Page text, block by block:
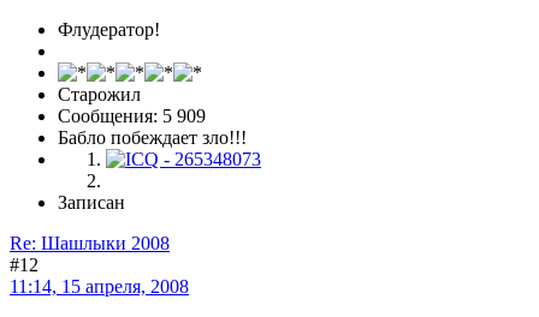
Флудератор!
Старожил
Сообщения: 5 909
Бабло побеждает зло!!!
Записан
Re: Шашлыки 2008
#12
11:14, 15 апреля, 2008